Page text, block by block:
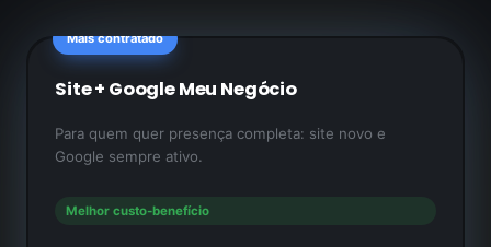
Mais contratado
Site + Google Meu Negócio
Para quem quer presença completa: site novo e
Google sempre ativo.
Melhor custo-benefício